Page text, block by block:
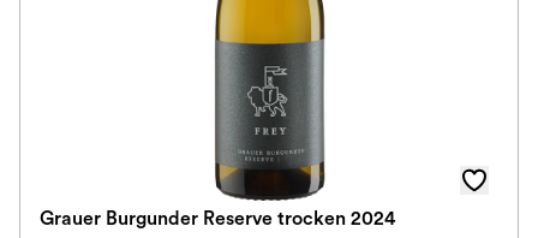
Grauer Burgunder Reserve trocken 2024